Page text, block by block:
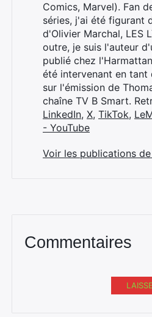
Comics, Marvel). Fan
séries, j'ai été figurant
d'Olivier Marchal, LES
outre, je suis l'auteur
publié chez
été intervenant en tant
sur l'émission de
chaîne TV B Smart.
LinkedIn, X, TikTok,
- YouTube
Voir les publications
Commentaires